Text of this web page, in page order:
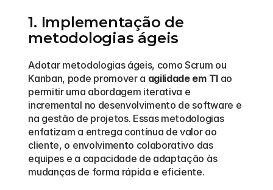
1. Implementação de
metodologias ágeis
Adotar metodologias ágeis, como Scrum ou
Kanban, pode promover a agilidade em TI ao
permitir uma abordagem iterativa e
incremental no desenvolvimento de software e
na gestão de projetos. Essas metodologias
enfatizam a entrega contínua de valor ao
cliente, o envolvimento colaborativo das
equipes e a capacidade de adaptação às
mudanças de forma rápida e eficiente.